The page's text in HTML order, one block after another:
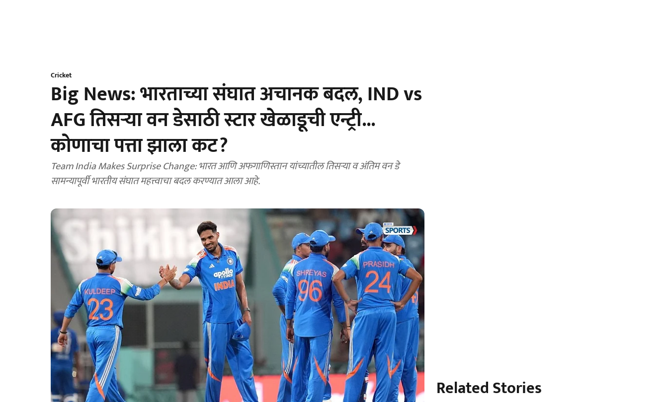
Cricket
Big News: भारताच्या संघात अचानक बदल, IND vs
AFG तिसऱ्या वन डेसाठी स्टार खेळाडूची एन्ट्री...
कोणाचा पत्ता झाला कट?
Team India Makes Surprise Change: भारत आणि अफगाणिस्तान यांच्यातील तिसऱ्या व अंतिम वन डे
सामन्यापूर्वी भारतीय संघात महत्त्वाचा बदल करण्यात आला आहे.
Related Stories